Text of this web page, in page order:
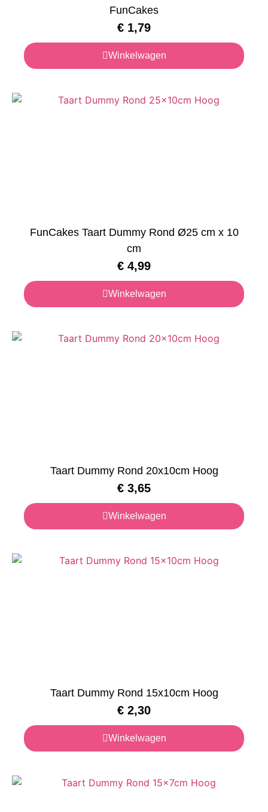
FunCakes
€ 1,79
Winkelwagen
FunCakes Taart Dummy Rond Ø25 cm x 10
cm
€ 4,99
Winkelwagen
Taart Dummy Rond 20x10cm Hoog
€ 3,65
Winkelwagen
Taart Dummy Rond 15x10cm Hoog
€ 2,30
Winkelwagen